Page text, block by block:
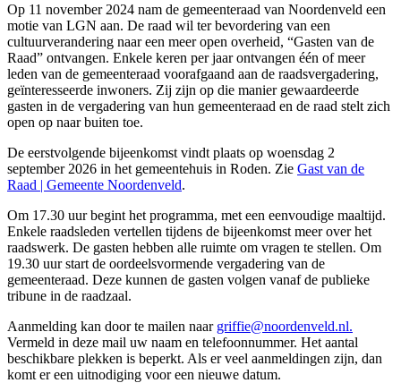
Op 11 november 2024 nam de gemeenteraad van Noordenveld een
motie van LGN aan. De raad wil ter bevordering van een
cultuurverandering naar een meer open overheid, “Gasten van de
Raad” ontvangen. Enkele keren per jaar ontvangen één of meer
leden van de gemeenteraad voorafgaand aan de raadsvergadering,
geïnteresseerde inwoners. Zij zijn op die manier gewaardeerde
gasten in de vergadering van hun gemeenteraad en de raad stelt zich
open op naar buiten toe.
De eerstvolgende bijeenkomst vindt plaats op woensdag 2
september 2026 in het gemeentehuis in Roden. Zie Gast van de
Raad | Gemeente Noordenveld.
Om 17.30 uur begint het programma, met een eenvoudige maaltijd.
Enkele raadsleden vertellen tijdens de bijeenkomst meer over het
raadswerk. De gasten hebben alle ruimte om vragen te stellen. Om
19.30 uur start de oordeelsvormende vergadering van de
gemeenteraad. Deze kunnen de gasten volgen vanaf de publieke
tribune in de raadzaal.
Aanmelding kan door te mailen naar griffie@noordenveld.nl.
Vermeld in deze mail uw naam en telefoonnummer. Het aantal
beschikbare plekken is beperkt. Als er veel aanmeldingen zijn, dan
komt er een uitnodiging voor een nieuwe datum.